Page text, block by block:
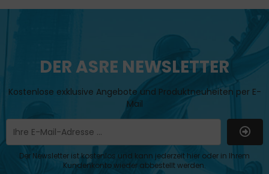
DER ASRE NEWSLETTER
Kostenlose exklusive Angebote und Produktneuheiten per E-
Mail
Der Newsletter ist kostenlos und kann jederzeit hier oder in Ihrem
Kundenkonto wieder abbestellt werden.